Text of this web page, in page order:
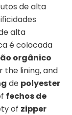
de alta
alta
é colocada
orgânico
the lining, and
de polyester
fechos de
of zipper